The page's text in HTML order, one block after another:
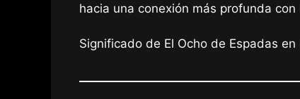
hacia una conexión más profunda con
Significado de El Ocho de Espadas